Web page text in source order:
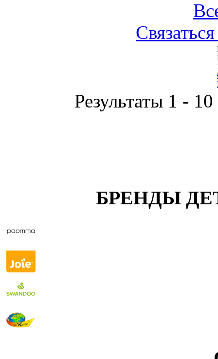
Результаты 1 -
БРЕНДЫ